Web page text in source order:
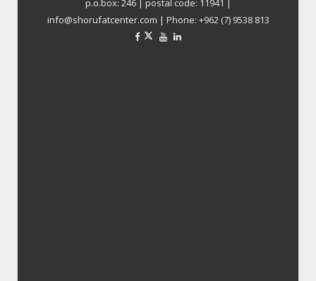
p.o.box: 246 | postal code: 11941 |
info@shorufatcenter.com | Phone: +962 (7) 9538 813